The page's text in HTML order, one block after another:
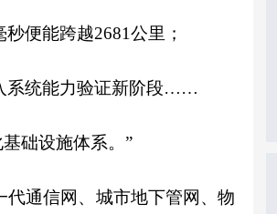
便能跨越2681公里；
系统能力验证新阶段……
础设施体系。”
通信网、城市地下管网、物